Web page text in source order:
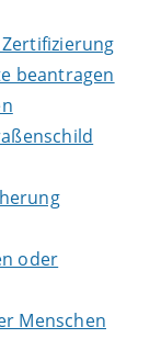
beantragen
oder
Menschen